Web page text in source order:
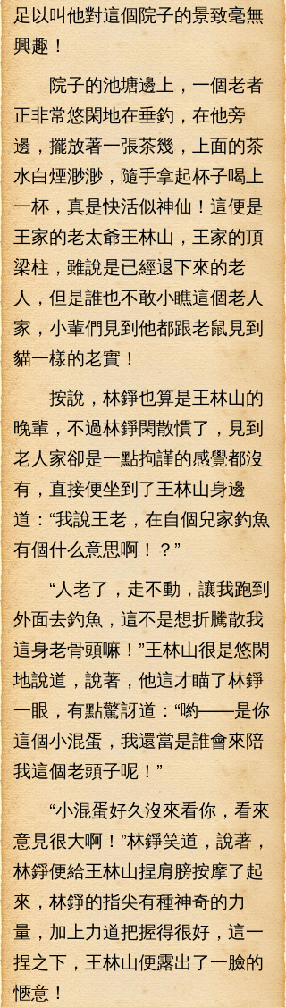
足以叫他對這個院子的景致毫無
興趣！
院子的池塘邊上，一個老者
正非常悠閑地在垂釣，在他旁
邊，擺放著一張茶幾，上面的茶
水白煙渺渺，隨手拿起杯子喝上
一杯，真是快活似神仙！這便是
王家的老太爺王林山，王家的頂
梁柱，雖說是已經退下來的老
人，但是誰也不敢小瞧這個老人
家，小輩們見到他都跟老鼠見到
貓一樣的老實！
按說，林錚也算是王林山的
晚輩，不過林錚閑散慣了，見到
老人家卻是一點拘謹的感覺都沒
有，直接便坐到了王林山身邊
道：“我說王老，在自個兒家釣魚
有個什么意思啊！？”
“人老了，走不動，讓我跑到
外面去釣魚，這不是想折騰散我
這身老骨頭嘛！”王林山很是悠閑
地說道，說著，他這才瞄了林錚
一眼，有點驚訝道：“喲——是你
這個小混蛋，我還當是誰會來陪
我這個老頭子呢！”
“小混蛋好久沒來看你，看來
意見很大啊！”林錚笑道，說著，
林錚便給王林山捏肩膀按摩了起
來，林錚的指尖有種神奇的力
量，加上力道把握得很好，這一
捏之下，王林山便露出了一臉的
愜意！